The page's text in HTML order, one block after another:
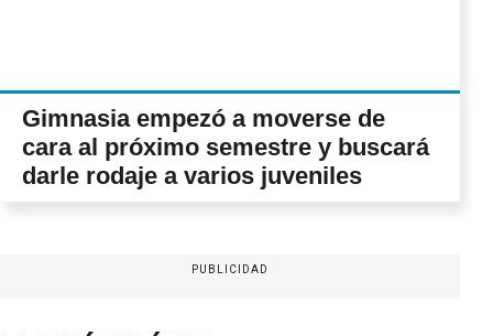
Gimnasia empezó a moverse de
cara al próximo semestre y buscará
darle rodaje a varios juveniles
PUBLICIDAD